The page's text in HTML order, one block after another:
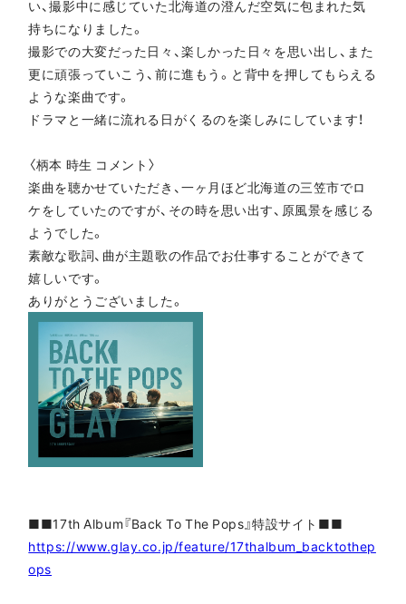
い、撮影中に感じていた北海道の澄んだ空気に包まれた気
持ちになりました。
撮影での大変だった日々、楽しかった日々を思い出し、また
更に頑張っていこう、前に進もう。と背中を押してもらえる
ような楽曲です。
ドラマと一緒に流れる日がくるのを楽しみにしています！
〈柄本 時生 コメント〉
楽曲を聴かせていただき、一ヶ月ほど北海道の三笠市でロ
ケをしていたのですが、その時を思い出す、原風景を感じる
ようでした。
素敵な歌詞、曲が主題歌の作品でお仕事することができて
嬉しいです。
ありがとうございました。
■■17th Album『Back To The Pops』特設サイト■■
https://www.glay.co.jp/feature/17thalbum_backtothep
ops